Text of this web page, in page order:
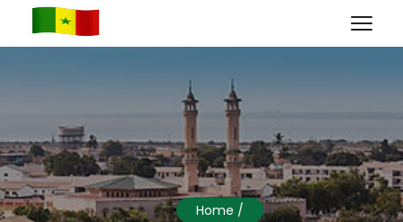
Home /